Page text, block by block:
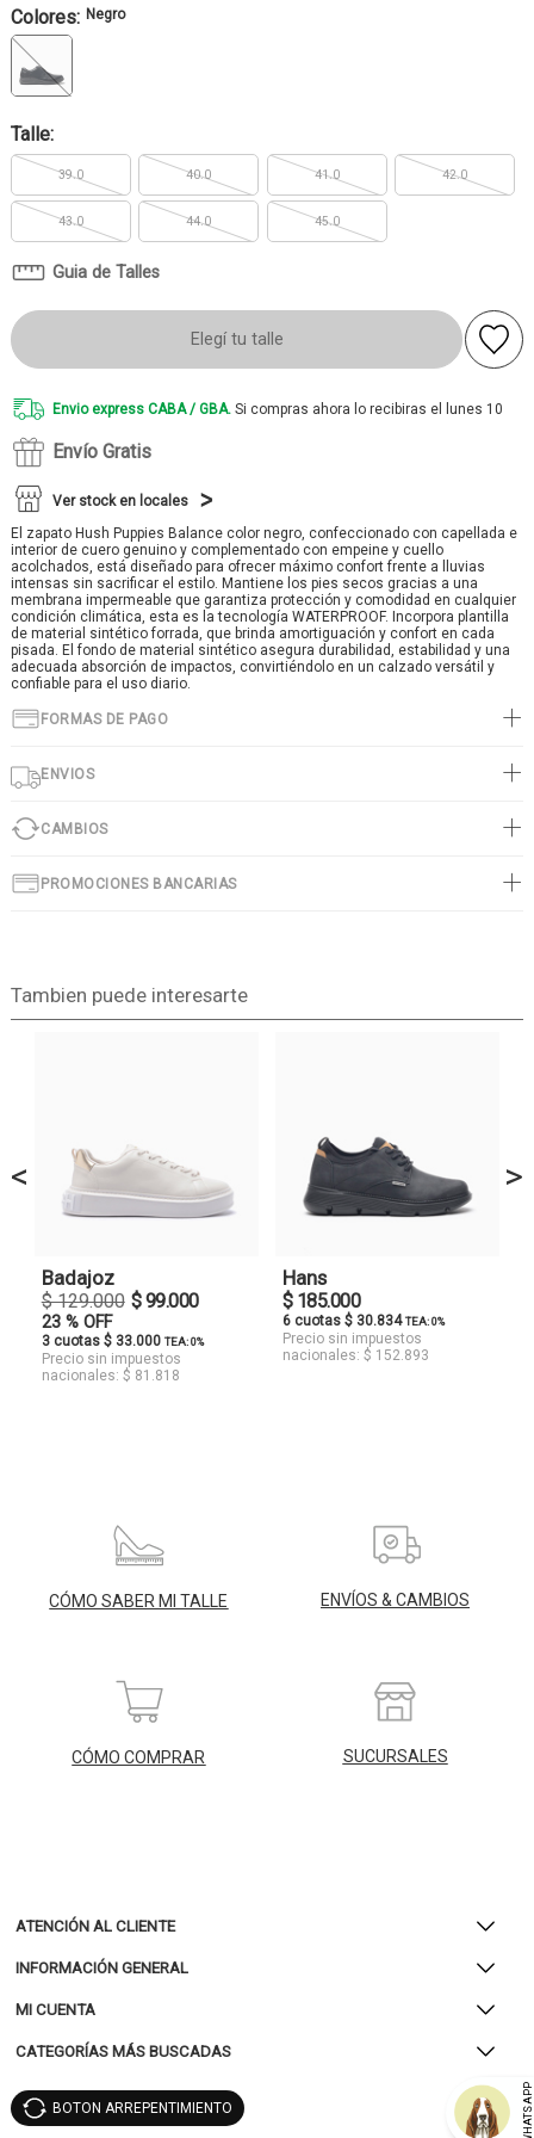
Colores: Negro
Talle:
39.0 40.0 41.0 42.0
43.0 44.0 45.0
Guia de Talles
Elegí tu talle
Envio express CABA / GBA. Si compras ahora lo recibiras el lunes 10
Envío Gratis
Ver stock en locales
El zapato Hush Puppies Balance color negro, confeccionado con capellada e
interior de cuero genuino y complementado con empeine y cuello
acolchados, está diseñado para ofrecer máximo confort frente a lluvias
intensas sin sacrificar el estilo. Mantiene los pies secos gracias a una
membrana impermeable que garantiza protección y comodidad en cualquier
condición climática, esta es la tecnología WATERPROOF. Incorpora plantilla
de material sintético forrada, que brinda amortiguación y confort en cada
pisada. El fondo de material sintético asegura durabilidad, estabilidad y una
adecuada absorción de impactos, convirtiéndolo en un calzado versátil y
confiable para el uso diario.
FORMAS DE PAGO
ENVIOS
CAMBIOS
PROMOCIONES BANCARIAS
Tambien puede interesarte
<
Badajoz
$ 129.000 $ 99.000
23 % OFF
3 cuotas $ 33.000 TEA: 0%
Precio sin impuestos
nacionales: $ 81.818
Hans
$ 185.000
6 cuotas $ 30.834TEA: 0%
Precio sin impuestos
nacionales: $ 152.893
>
CÓMO SABER MI TALLE ENVÍOS & CAMBIOS
CÓMO COMPRAR SUCURSALES
ATENCIÓN AL CLIENTE
INFORMACIÓN GENERAL
MI CUENTA
CATEGORÍAS MÁS BUSCADAS
WHATSAPP
BOTON ARREPENTIMIENTO